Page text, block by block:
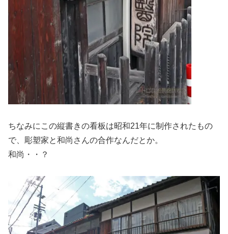
ちなみにこの縦書きの看板は昭和21年に制作されたもの
で、彫塑家と和尚さんの合作なんだとか。
和尚・・？